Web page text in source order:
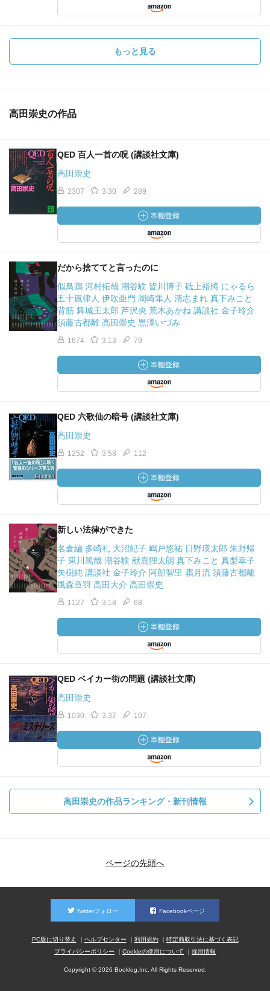
もっと見る
高田崇史の作品
QED 百人一首の呪 (講談社文庫)
高田崇史
2307 3.30 289
だから捨ててと言ったのに
似鳥鶏 河村拓哉 潮谷験 皆川博子 砥上裕將 にゃるら
五十嵐律人 伊吹亜門 岡崎隼人 清志まれ 真下みこと
背筋 舞城王太郎 芦沢央 荒木あかね 講談社 金子玲介
須藤古都離 高田崇史 黒澤いづみ
1674 3.13 79
QED 六歌仙の暗号 (講談社文庫)
高田崇史
1252 3.58 112
新しい法律ができた
名倉編 多崎礼 大沼紀子 嶋戸悠祐 日野瑛太郎 朱野帰
子 東川篤哉 潮谷験 献鹿狸太朗 真下みこと 真梨幸子
矢樹純 講談社 金子玲介 阿部智里 霜月流 須藤古都離
風森章羽 高田大介 高田崇史
1127 3.18 68
QED ベイカー街の問題 (講談社文庫)
高田崇史
1030 3.37 107
高田崇史の作品ランキング・新刊情報
ページの先頭へ
Twitterフォロー Facebookページ
PC版に切り替え ヘルプセンター 利用規約
特定商取引法に基づく表記
プライバシーポリシー
Cookieの使用について 採用情報
Copyright © 2026 Booklog,Inc. All Rights Reserved.